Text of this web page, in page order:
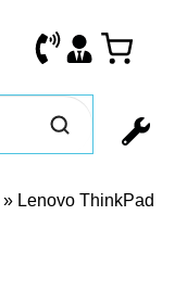
» Lenovo ThinkPad